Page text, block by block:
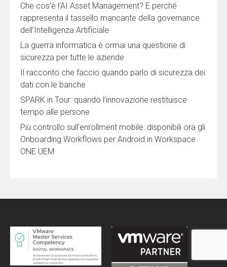
Che cos’è l’AI Asset Management? E perché
rappresenta il tassello mancante della governance
dell’Intelligenza Artificiale
La guerra informatica è ormai una questione di
sicurezza per tutte le aziende
Il racconto che faccio quando parlo di sicurezza dei
dati con le banche
SPARK in Tour: quando l’innovazione restituisce
tempo alle persone
Più controllo sull’enrollment mobile: disponibili ora gli
Onboarding Workflows per Android in Workspace
ONE UEM